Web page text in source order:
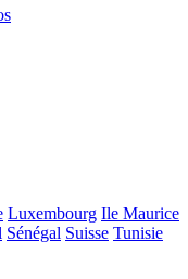
Luxembourg Ile Maurice
Sénégal Suisse Tunisie